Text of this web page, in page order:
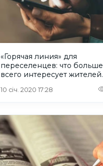
«Горячая линия» для
переселенцев: что больше
всего интересует жителей
10 січ. 2020 17:28